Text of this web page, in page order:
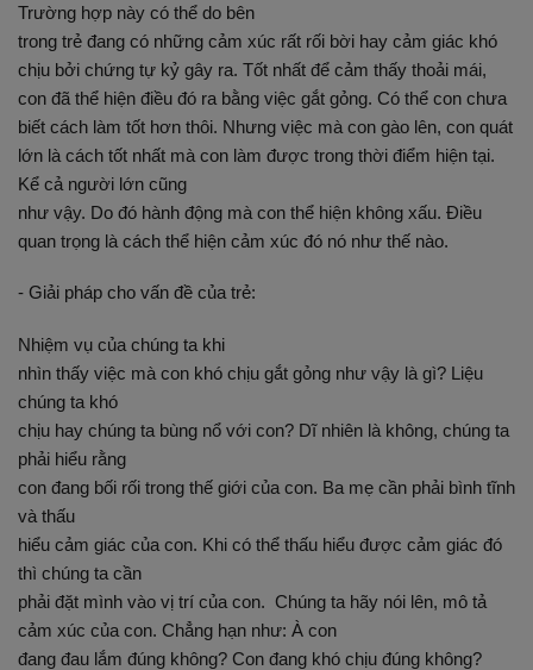
Trường hợp này có thể do bên
trong trẻ đang có những cảm xúc rất rối bời hay cảm giác khó
chịu bởi chứng tự kỷ gây ra. Tốt nhất để cảm thấy thoải mái,
con đã thể hiện điều đó ra bằng việc gắt gỏng. Có thể con chưa
biết cách làm tốt hơn thôi. Nhưng việc mà con gào lên, con quát
lớn là cách tốt nhất mà con làm được trong thời điểm hiện tại.
Kể cả người lớn cũng
như vậy. Do đó hành động mà con thể hiện không xấu. Điều
quan trọng là cách thể hiện cảm xúc đó nó như thế nào.
- Giải pháp cho vấn đề của trẻ:
Nhiệm vụ của chúng ta khi
nhìn thấy việc mà con khó chịu gắt gỏng như vậy là gì? Liệu
chúng ta khó
chịu hay chúng ta bùng nổ với con? Dĩ nhiên là không, chúng ta
phải hiểu rằng
con đang bối rối trong thế giới của con. Ba mẹ cần phải bình tĩnh
và thấu
hiểu cảm giác của con. Khi có thể thấu hiểu được cảm giác đó
thì chúng ta cần
phải đặt mình vào vị trí của con. Chúng ta hãy nói lên, mô tả
cảm xúc của con. Chẳng hạn như: À con
đang đau lắm đúng không? Con đang khó chịu đúng không?